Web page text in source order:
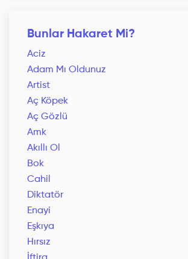
Bunlar Hakaret Mi?
Aciz
Adam Mı Oldunuz
Artist
Aç Köpek
Aç Gözlü
Amk
Akıllı Ol
Bok
Cahil
Diktatör
Enayi
Eşkıya
Hırsız